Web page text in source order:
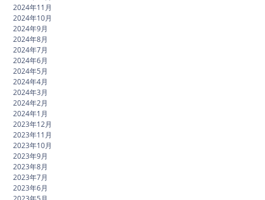
2024年11月
2024年10月
2024年9月
2024年8月
2024年7月
2024年6月
2024年5月
2024年4月
2024年3月
2024年2月
2024年1月
2023年12月
2023年11月
2023年10月
2023年9月
2023年8月
2023年7月
2023年6月